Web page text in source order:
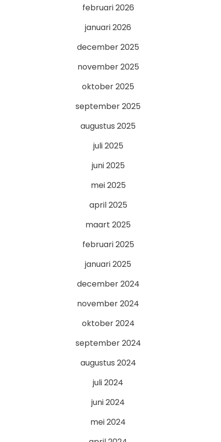
februari 2026
januari 2026
december 2025
november 2025
oktober 2025
september 2025
augustus 2025
juli 2025
juni 2025
mei 2025
april 2025
maart 2025
februari 2025
januari 2025
december 2024
november 2024
oktober 2024
september 2024
augustus 2024
juli 2024
juni 2024
mei 2024